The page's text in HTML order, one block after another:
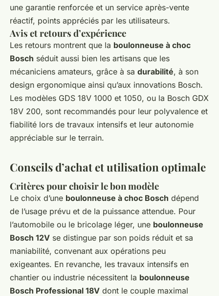
une garantie renforcée et un service après-vente
réactif, points appréciés par les utilisateurs.
Avis et retours d’expérience
Les retours montrent que la boulonneuse à choc
Bosch séduit aussi bien les artisans que les
mécaniciens amateurs, grâce à sa durabilité, à son
design ergonomique ainsi qu’aux innovations Bosch.
Les modèles GDS 18V 1000 et 1050, ou la Bosch GDX
18V 200, sont recommandés pour leur polyvalence et
fiabilité lors de travaux intensifs et leur autonomie
appréciable sur le terrain.
Conseils d’achat et utilisation optimale
Critères pour choisir le bon modèle
Le choix d’une boulonneuse à choc Bosch dépend
de l’usage prévu et de la puissance attendue. Pour
l’automobile ou le bricolage léger, une boulonneuse
Bosch 12V se distingue par son poids réduit et sa
maniabilité, convenant aux opérations peu
exigeantes. En revanche, les travaux intensifs en
chantier ou industrie nécessitent la boulonneuse
Bosch Professional 18V dont le couple maximal